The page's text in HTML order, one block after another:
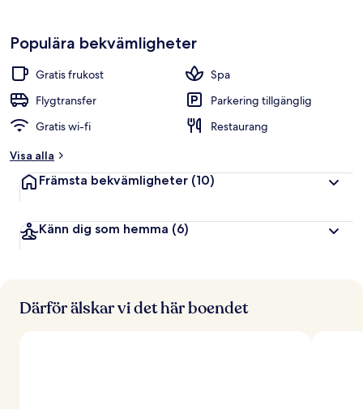
Populära bekvämligheter
Gratis frukost
Spa
Flygtransfer
Parkering tillgänglig
Gratis wi-fi
Restaurang
Visa alla
Främsta bekvämligheter (10)
Känn dig som hemma (6)
Därför älskar vi det här boendet